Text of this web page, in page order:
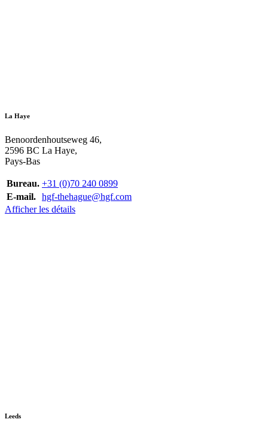
La Haye
Benoordenhoutseweg 46,
2596 BC La Haye,
Pays-Bas
Bureau. +31 (0)70 240 0899
E-mail. hgf-thehague@hgf.com
Afficher les détails
Leeds